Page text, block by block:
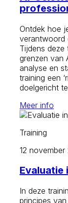
Ontdek hoe
verantwoord
Tijdens deze
grenzen van
analyse en
training een
doelgericht
Meer info
Training
12 november
Evaluatie
In deze
principes